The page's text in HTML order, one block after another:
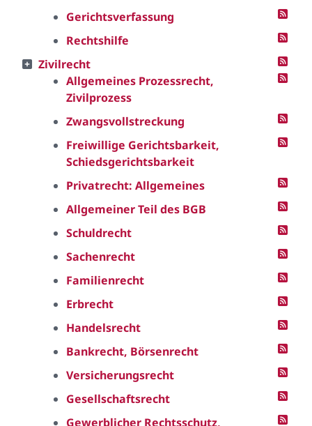
Gerichtsverfassung
Rechtshilfe
Zivilrecht
Allgemeines Prozessrecht,
Zivilprozess
Zwangsvollstreckung
Freiwillige Gerichtsbarkeit,
Schiedsgerichtsbarkeit
Privatrecht: Allgemeines
Allgemeiner Teil des BGB
Schuldrecht
Sachenrecht
Familienrecht
Erbrecht
Handelsrecht
Bankrecht, Börsenrecht
Versicherungsrecht
Gesellschaftsrecht
Gewerblicher Rechtsschutz,